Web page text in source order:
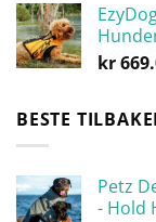
kr
BESTE
Petz
- Hold